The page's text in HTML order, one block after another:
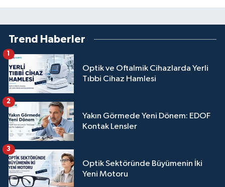
Trend Haberler
Optik ve Oftalmik Cihazlarda Yerli
Tıbbi Cihaz Hamlesi
1
Yakın Görmede Yeni Dönem: EDOF
Kontak Lensler
2
Optik Sektöründe Büyümenin İki
Yeni Motoru
3